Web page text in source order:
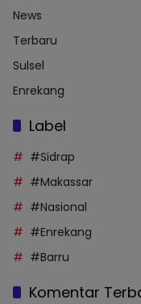
News
Terbaru
Sulsel
Enrekang
Label
#Sidrap
#Makassar
#Nasional
#Enrekang
#Barru
Komentar